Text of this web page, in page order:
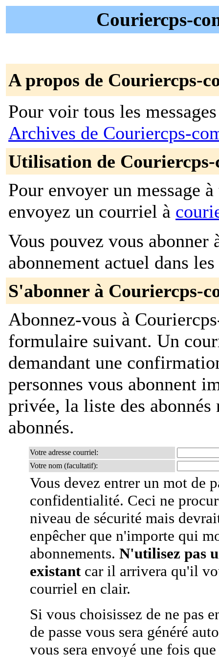
Couriercps-
A propos de Couriercps-
Pour voir tous les
Archives de Couriercps-
Utilisation de
Pour envoyer un message
envoyez un courriel à
Vous pouvez vous
abonnement actuel dans
S'abonner à Couriercps-
Abonnez-vous à
formulaire suivant. Un
demandant une
personnes vous abonnent
privée, la liste des
abonnés.
Votre adresse courriel:
Votre nom (facultatif):
Vous devez entrer un mot de
confidentialité. Ceci ne
niveau de sécurité mais
enpêcher que n'importe qui
abonnements. N'utilisez pas
existantcar il arrivera qu'il
courriel en clair.
Si vous choisissez de ne pas
de passe vous sera généré
vous sera envoyé une fois